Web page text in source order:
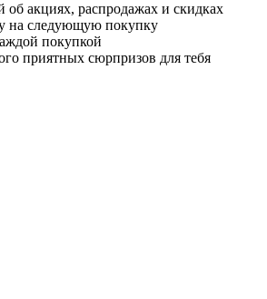
об акциях, распродажах и скидках
на следующую покупку
покупкой
приятных сюрпризов для тебя